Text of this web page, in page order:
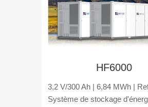
HF6000